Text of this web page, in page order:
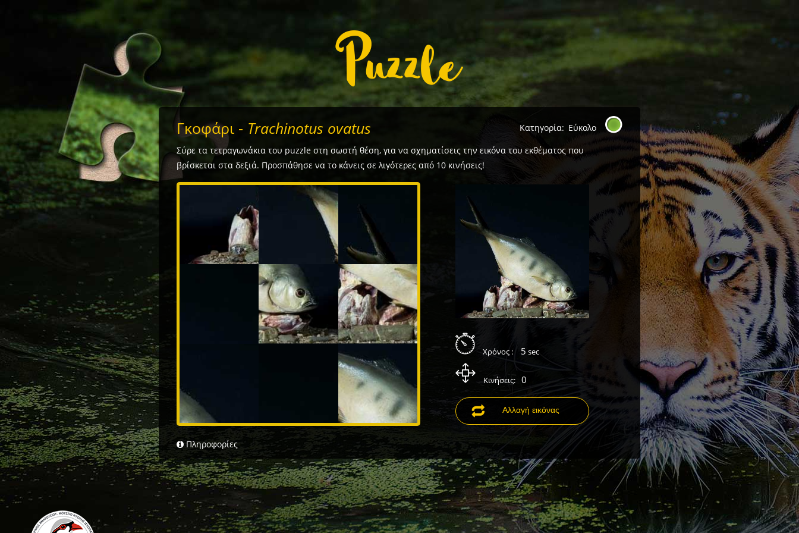
Γκοφάρι - Trachinotus ovatus Κατηγορία: Εύκολο
Σύρε τα τετραγωνάκια του puzzle στη σωστή θέση, για να σχηματίσεις την εικόνα του εκθέματος που
βρίσκεται στα δεξιά. Προσπάθησε να το κάνεις σε λιγότερες από 10 κινήσεις!
Χρόνος : 5 sec
Κινήσεις: 0
Αλλαγή εικόνας
Πληροφορίες